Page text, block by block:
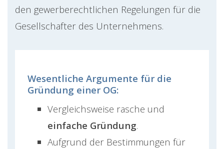
den gewerberechtlichen Regelungen für die
Gesellschafter des Unternehmens.
Wesentliche Argumente für die
Gründung einer OG:
Vergleichsweise rasche und
einfache Gründung.
Aufgrund der Bestimmungen für